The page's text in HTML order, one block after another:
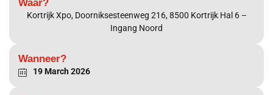
Waar?
Kortrijk Xpo, Doorniksesteenweg 216, 8500 Kortrijk Hal 6 –
Ingang Noord
Wanneer?
19 March 2026